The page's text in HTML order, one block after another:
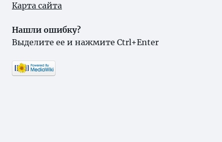
Карта сайта
Нашли ошибку?
Выделите ее и нажмите Ctrl+Enter